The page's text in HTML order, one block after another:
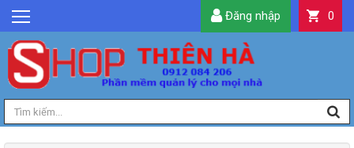
GIỚI THIỆU
TIN TỨC
SẢN PHẨM
DỊCH VỤ
0
Đăng nhập